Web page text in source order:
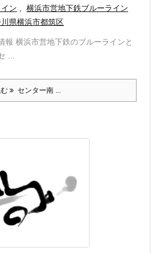
ン , 横浜市営地下鉄ブルーライン
県横浜市都筑区
報 横浜市営地下鉄のブルーラインと
...
センター南 ...